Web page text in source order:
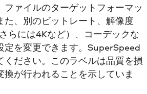
ファイルのターゲットフォーマッ
た、別のビットレート、解像度
らには4Kなど）、コーデックな
定を変更できます。SuperSpeed
ください。このラベルは品質を損
換が行われることを示していま